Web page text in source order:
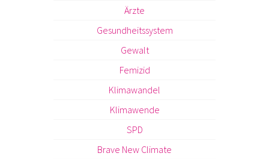
Ärzte
Gesundheitssystem
Gewalt
Femizid
Klimawandel
Klimawende
SPD
Brave New Climate